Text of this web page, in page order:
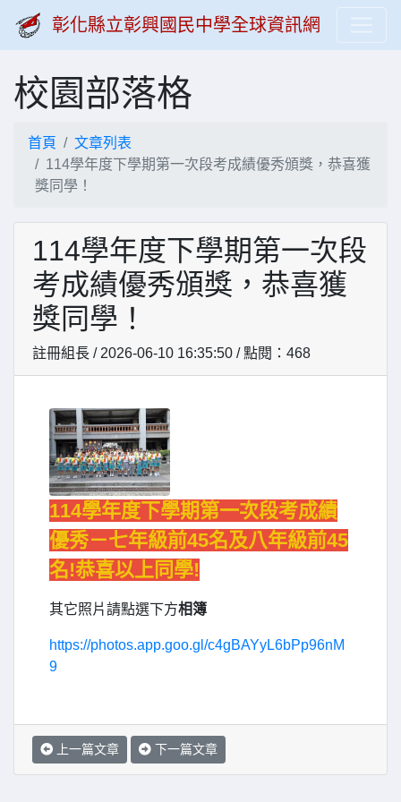
彰化縣立彰興國民中學全球資訊網
校園部落格
首頁
文章列表
114學年度下學期第一次段考成績優秀頒獎，恭喜獲
獎同學！
114學年度下學期第一次段
考成績優秀頒獎，恭喜獲
獎同學！
註冊組長 / 2026-06-10 16:35:50 / 點閱：468
114學年度下學期第一次段考成績
優秀－七年級前45名及八年級前45
名!恭喜以上同學!
其它照片請點選下方相簿
https://photos.app.goo.gl/c4gBAYyL6bPp96nM
9
上一篇文章 下一篇文章